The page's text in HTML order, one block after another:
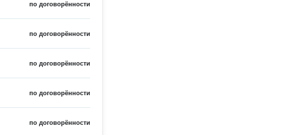
по договорённости
по договорённости
по договорённости
по договорённости
по договорённости